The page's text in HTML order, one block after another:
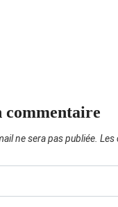
commentaire
ne sera pas publiée. Les